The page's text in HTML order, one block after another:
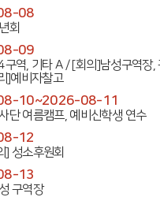
08
회
09
역, 기타 A / [회의]남성구역장,
]예비자찰고
10~2026-08-11
단 여름캠프, 예비신학생 연수
12
] 성소후원회
13
구역장